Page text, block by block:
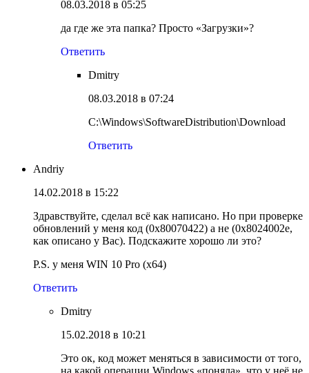
08.03.2018 в 05:25
да где же эта папка? Просто «Загрузки»?
Ответить
Dmitry
08.03.2018 в 07:24
C:\Windows\SoftwareDistribution\Download
Ответить
Andriy
14.02.2018 в 15:22
Здравствуйте, сделал всё как написано. Но при проверке
обновлений у меня код (0x80070422) а не (0x8024002e,
как описано у Вас). Подскажите хорошо ли это?
P.S. у меня WIN 10 Pro (x64)
Ответить
Dmitry
15.02.2018 в 10:21
Это ок, код может меняться в зависимости от того,